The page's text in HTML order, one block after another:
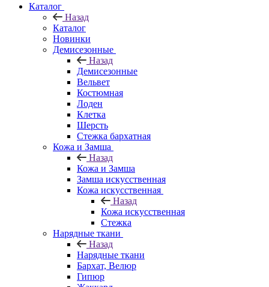
Каталог
Назад
Каталог
Новинки
Демисезонные
Назад
Демисезонные
Вельвет
Костюмная
Лоден
Клетка
Шерсть
Стежка бархатная
Кожа и Замша
Назад
Кожа и Замша
Замша искусственная
Кожа искусственная
Назад
Кожа искусственная
Стежка
Нарядные ткани
Назад
Нарядные ткани
Бархат, Велюр
Гипюр